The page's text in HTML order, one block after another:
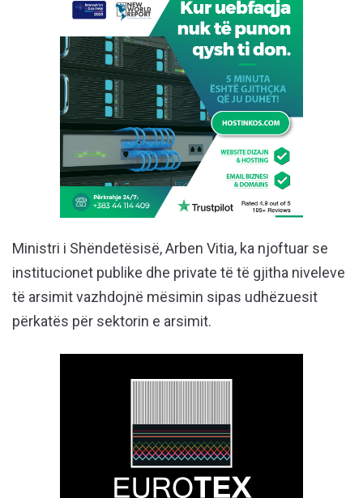
Ministri i Shëndetësisë, Arben Vitia, ka njoftuar se
institucionet publike dhe private të të gjitha niveleve
të arsimit vazhdojnë mësimin sipas udhëzuesit
përkatës për sektorin e arsimit.